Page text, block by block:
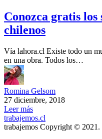
Conozca gratis los
chilenos
Vía lahora.cl Existe todo un
en una obra. Todos los…
Romina Gelsom
27 diciembre, 2018
Leer más
trabajemos.cl
trabajemos Copyright © 2021.